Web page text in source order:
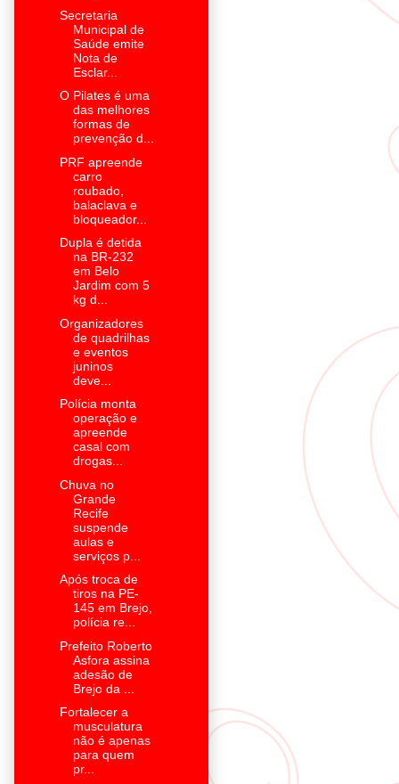
Secretaria
Municipal de
Saúde emite
Nota de
Esclar...
O Pilates é uma
das melhores
formas de
prevenção d...
PRF apreende
carro
roubado,
balaclava e
bloqueador...
Dupla é detida
na BR-232
em Belo
Jardim com 5
kg d...
Organizadores
de quadrilhas
e eventos
juninos
deve...
Polícia monta
operação e
apreende
casal com
drogas...
Chuva no
Grande
Recife
suspende
aulas e
serviços p...
Após troca de
tiros na PE-
145 em Brejo,
polícia re...
Prefeito Roberto
Asfora assina
adesão de
Brejo da ...
Fortalecer a
musculatura
não é apenas
para quem
pr...